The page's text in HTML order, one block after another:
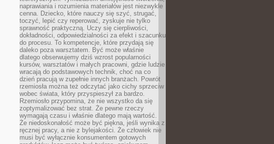
naprawiania i rozumienia materiałów jest niezwykle
cenna. Dziecko, które nauczy się szyć, strugać,
toczyć, lepić czy reperować, zyskuje nie tylko
sprawność praktyczną. Uczy się cierpliwości,
dokładności, odpowiedzialności za efekt i szacunku
do procesu. To kompetencje, które przydają się
daleko poza warsztatem. Być może właśnie
dlatego obserwujemy dziś wzrost popularności
kursów, warsztatów i małych pracowni, gdzie ludzie
wracają do podstawowych technik, choć na co
dzień pracują w zupełnie innych branżach. Powrót
rzemiosła można też odczytać jako cichy sprzeciw
wobec świata, który przyspieszył za bardzo.
Rzemiosło przypomina, że nie wszystko da się
zoptymalizować bez strat. Że pewne rzeczy
wymagają czasu i właśnie dlatego mają wartość.
Że niedoskonałość może być piękna, jeśli wynika z
ręcznej pracy, a nie z bylejakości. Że człowiek nie
musi być wyłącznie konsumentem gotowych